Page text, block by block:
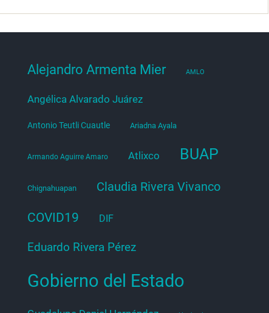
Alejandro Armenta Mier AMLO
Angélica Alvarado Juárez
Antonio Teutli Cuautle Ariadna Ayala
Armando Aguirre Amaro Atlixco BUAP
Chignahuapan Claudia Rivera Vivanco
COVID19 DIF
Eduardo Rivera Pérez
Gobierno del Estado